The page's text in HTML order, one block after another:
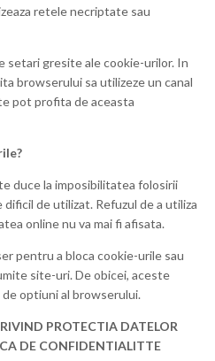
retele necriptate sau
setari gresite ale cookie-urilor. In
browserului sa utilizeze un canal
pot profita de aceasta
duce la imposibilitatea folosirii
de utilizat. Refuzul de a utiliza
online nu va mai fi afisata.
pentru a bloca cookie-urile sau
site-uri. De obicei, aceste
optiuni al browserului.
PROTECTIA DATELOR
DE CONFIDENTIALITTE